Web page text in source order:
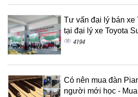
Tư vấn đại lý bán xe
tại đại lý xe Toyota
4194
Có nên mua đàn
người mới học -